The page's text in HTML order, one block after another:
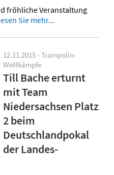
fröhliche Veranstaltung
Sie mehr...
12.11.2015 - Trampolin-
Wettkämpfe
Till Bache erturnt
mit Team
Niedersachsen Platz
2 beim
Deutschlandpokal
der Landes-